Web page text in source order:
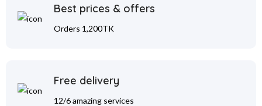
Best prices & offers
Orders 1,200TK
Free delivery
12/6 amazing services